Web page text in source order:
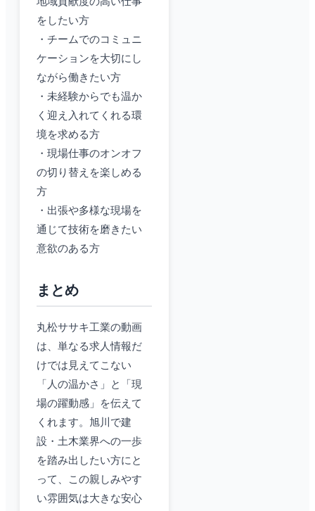
をしたい方
・チームでのコミュニ
ケーションを大切にし
ながら働きたい方
・未経験からでも温か
く迎え入れてくれる環
境を求める方
・現場仕事のオンオフ
の切り替えを楽しめる
方
・出張や多様な現場を
通じて技術を磨きたい
意欲のある方
まとめ
丸松ササキ工業の動画
は、単なる求人情報だ
けでは見えてこない
「人の温かさ」と「現
場の躍動感」を伝えて
くれます。旭川で建
設・土木業界への一歩
を踏み出したい方にと
って、この親しみやす
い雰囲気は大きな安心